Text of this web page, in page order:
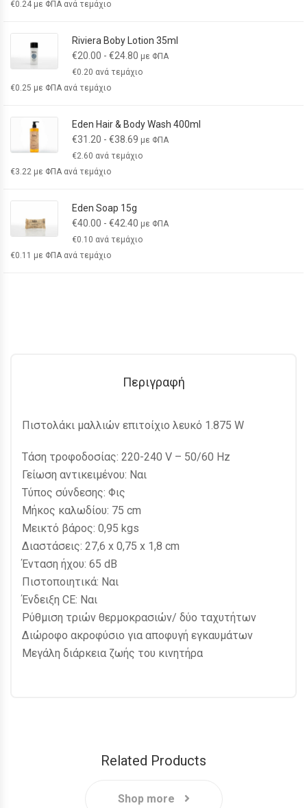
€0.24 με ΦΠΑ ανά τεμάχιο
Riviera Boby Lotion 35ml
€20.00 - €24.80 με ΦΠΑ
€0.20 ανά τεμάχιο
€0.25 με ΦΠΑ ανά τεμάχιο
Eden Hair & Body Wash 400ml
€31.20 - €38.69 με ΦΠΑ
€2.60 ανά τεμάχιο
€3.22 με ΦΠΑ ανά τεμάχιο
Eden Soap 15g
€40.00 - €42.40 με ΦΠΑ
€0.10 ανά τεμάχιο
€0.11 με ΦΠΑ ανά τεμάχιο
Περιγραφή
Πιστολάκι μαλλιών επιτοίχιο λευκό 1.875 W
Τάση τροφοδοσίας: 220-240 V – 50/60 Hz
Γείωση αντικειμένου: Ναι
Τύπος σύνδεσης: Φις
Μήκος καλωδίου: 75 cm
Μεικτό βάρος: 0,95 kgs
Διαστάσεις: 27,6 x 0,75 x 1,8 cm
Ένταση ήχου: 65 dB
Πιστοποιητικά: Ναι
Ένδειξη CE: Ναι
Ρύθμιση τριών θερμοκρασιών/ δύο ταχυτήτων
Διώροφο ακροφύσιο για αποφυγή εγκαυμάτων
Μεγάλη διάρκεια ζωής του κινητήρα
Related Products
Shop more